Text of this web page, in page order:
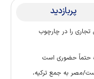
پربازدید
آمریکا ۵۳ کشتی تجاری را در چارچوب
حتماً حضوری است
مصر به جمع ترکیه،